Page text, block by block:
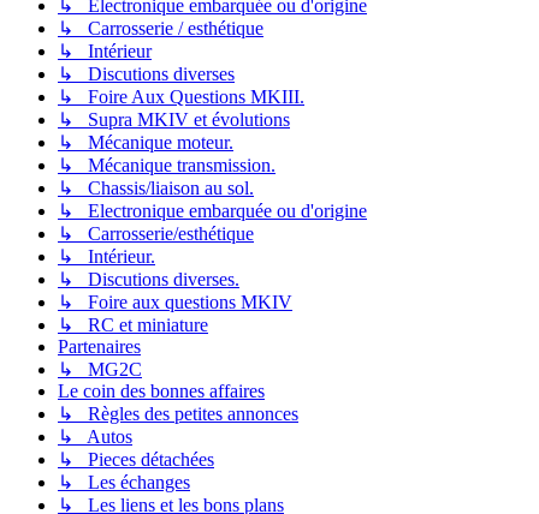
↳ Electronique embarquée ou d'origine
↳ Carrosserie / esthétique
↳ Intérieur
↳ Discutions diverses
↳ Foire Aux Questions MKIII.
↳ Supra MKIV et évolutions
↳ Mécanique moteur.
↳ Mécanique transmission.
↳ Chassis/liaison au sol.
↳ Electronique embarquée ou d'origine
↳ Carrosserie/esthétique
↳ Intérieur.
↳ Discutions diverses.
↳ Foire aux questions MKIV
↳ RC et miniature
Partenaires
↳ MG2C
Le coin des bonnes affaires
↳ Règles des petites annonces
↳ Autos
↳ Pieces détachées
↳ Les échanges
↳ Les liens et les bons plans